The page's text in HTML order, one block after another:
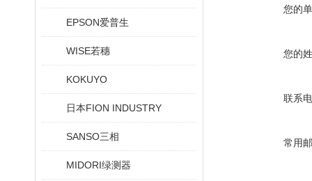
EPSON爱普生
WISE若穗
KOKUYO
日本FION INDUSTRY
SANSO三相
MIDORI绿测器
您的
您的
联系
常用